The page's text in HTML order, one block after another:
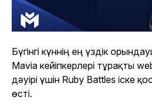
Бүгінгі күннің ең үздік
Mavia кейіпкерлері тұрақты
дәуірі үшін Ruby Battles іске
өсті.